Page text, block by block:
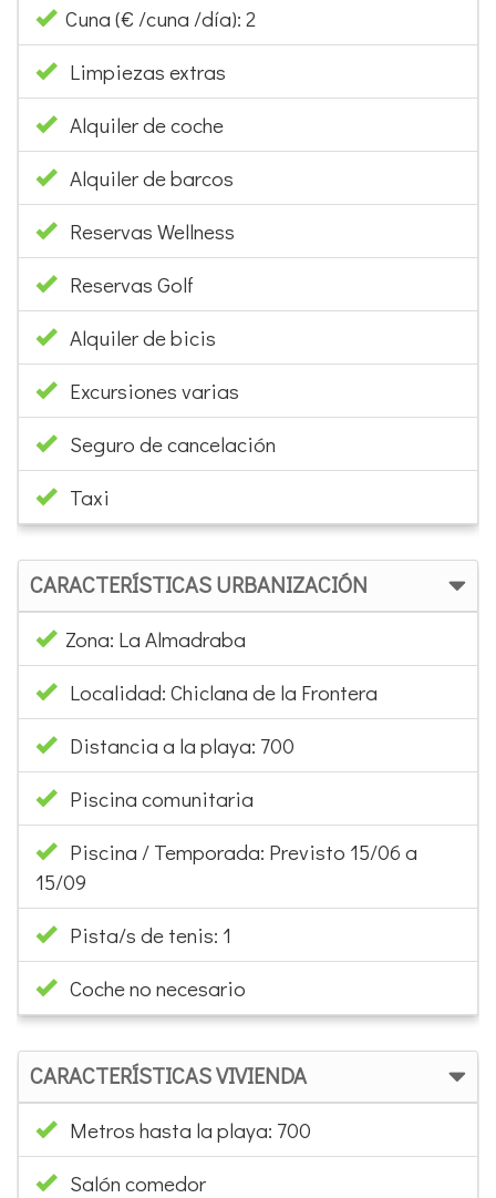
Cuna (€ /cuna /día): 2
Limpiezas extras
Alquiler de coche
Alquiler de barcos
Reservas Wellness
Reservas Golf
Alquiler de bicis
Excursiones varias
Seguro de cancelación
Taxi
CARACTERÍSTICAS URBANIZACIÓN
Zona: La Almadraba
Localidad: Chiclana de la Frontera
Distancia a la playa: 700
Piscina comunitaria
Piscina / Temporada: Previsto 15/06 a
15/09
Pista/s de tenis: 1
Coche no necesario
CARACTERÍSTICAS VIVIENDA
Metros hasta la playa: 700
Salón comedor